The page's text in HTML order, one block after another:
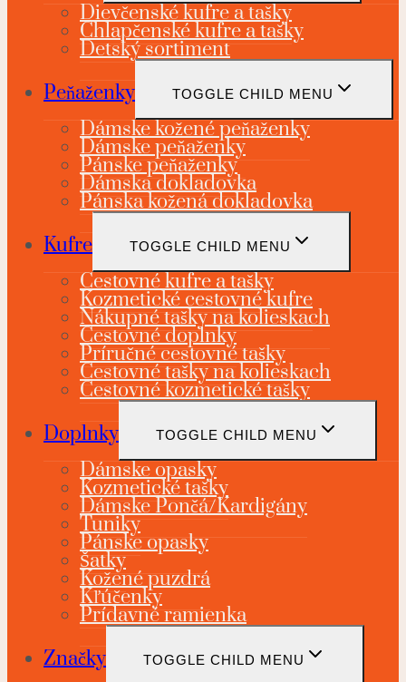
Dievčenské kufre a tašky
Chlapčenské kufre a tašky
Detský sortiment
Peňaženky
TOGGLE CHILD MENU
Dámske kožené peňaženky
Dámske peňaženky
Pánske peňaženky
Dámska dokladovka
Pánska kožená dokladovka
Kufre
TOGGLE CHILD MENU
Cestovné kufre a tašky
Kozmetické cestovné kufre
Nákupné tašky na kolieskach
Cestovné doplnky
Príručné cestovné tašky
Cestovné tašky na kolieskach
Cestovné kozmetické tašky
Doplnky
TOGGLE CHILD MENU
Dámske opasky
Kozmetické tašky
Dámske Pončá/Kardigány
Tuniky
Pánske opasky
Šatky
Kožené puzdrá
Kľúčenky
Prídavné ramienka
Značky
TOGGLE CHILD MENU